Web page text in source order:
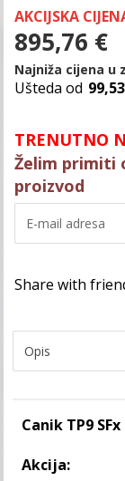
AKCIJSKA
895,76 €
Najniža cijena u
Ušteda od
TRENUTNO
Želim primiti
proizvod
Canik TP9
Akcija: